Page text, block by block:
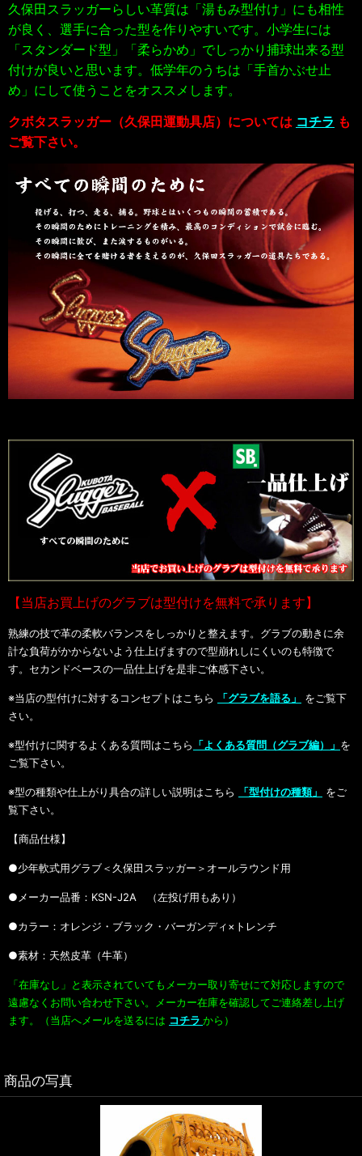
久保田スラッガーらしい革質は「湯もみ型付け」にも相性
が良く、選手に合った型を作りやすいです。 小学生には
「スタンダード型」「柔らかめ」でしっかり捕球出来る型
付けが良いと思います。低学年のうちは「手首かぶせ止
め」にして使うことをオススメします。
クボタスラッガー（久保田運動具店）については コチラ も
ご覧下さい。
【当店お買上げのグラブは型付けを無料で承ります】
熟練の技で革の柔軟バランスをしっかりと整えます。グラブの動きに余
計な負荷がかからないよう仕上げますので型崩れしにくいのも特徴で
す。セカンドベースの一品仕上げを是非ご体感下さい。
※当店の型付けに対するコンセプトはこちら 「グラブを語る」
をご覧下
さい。
※型付けに関するよくある質問はこちら 「よくある質問（グラブ編）」 を
ご覧下さい。
※型の種類や仕上がり具合の詳しい説明はこちら 「型付けの種類」
をご
覧下さい。
【商品仕様】
●少年軟式用グラブ＜久保田スラッガー＞オールラウンド用
●メーカー品番：KSN-J2A （左投げ用もあり）
●カラー：オレンジ・ブラック・バーガンディ×トレンチ
●素材：天然皮革（牛革）
「在庫なし」と表示されていてもメーカー取り寄せにて対応しますので
遠慮なくお問い合わせ下さい。
メーカー在庫を確認してご連絡差し上げ
ます。（当店へメールを送るには コチラ から）
商品の写真